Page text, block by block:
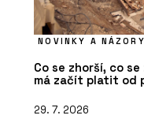
NOVINKY A NÁZORY
Co se zhorší, co
má začít platit od
29. 7. 2026